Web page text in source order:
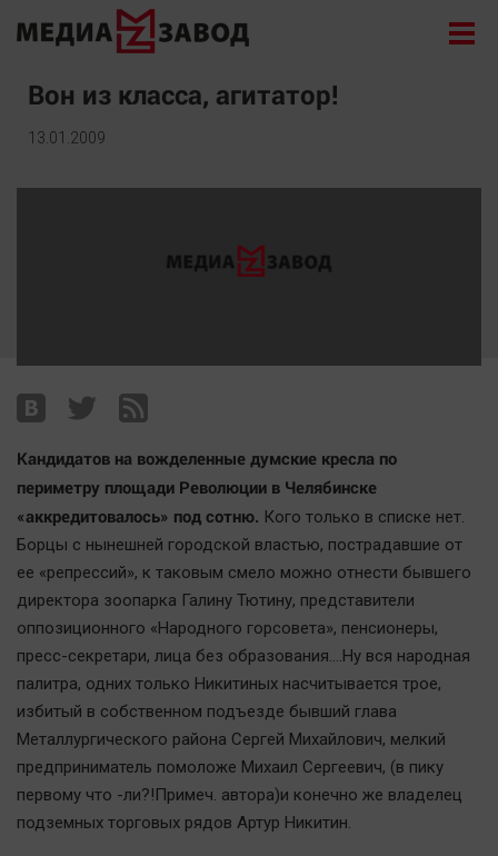
Новости
Курилка
Поиск
Архив
Наша победа
Общество
Политика
Происшествия
Здоровье
Культура
Курилка
Вон из класса, агитатор!
13.01.2009
Кандидатов на вожделенные думские кресла по
периметру площади Революции в Челябинске
«аккредитовалось» под сотню. Кого только в списке нет.
Борцы с нынешней городской властью, пострадавшие от
ее «репрессий», к таковым смело можно отнести бывшего
директора зоопарка Галину Тютину, представители
оппозиционного «Народного горсовета», пенсионеры,
пресс-секретари, лица без образования….Ну вся народная
палитра, одних только Никитиных насчитывается трое,
избитый в собственном подъезде бывший глава
Металлургического района Сергей Михайлович, мелкий
предприниматель помоложе Михаил Сергеевич, (в пику
первому что -ли?!Примеч. автора)и конечно же владелец
подземных торговых рядов Артур Никитин.